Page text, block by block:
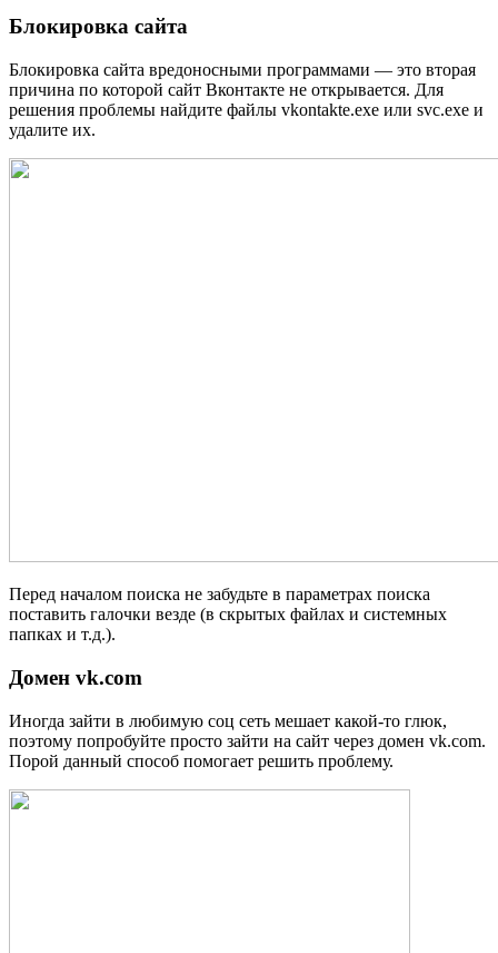
Блокировка сайта
Блокировка сайта вредоносными программами — это вторая
причина по которой сайт Вконтакте не открывается. Для
решения проблемы найдите файлы vkontakte.exe или svc.exe и
удалите их.
Перед началом поиска не забудьте в параметрах поиска
поставить галочки везде (в скрытых файлах и системных
папках и т.д.).
Домен vk.com
Иногда зайти в любимую соц сеть мешает какой-то глюк,
поэтому попробуйте просто зайти на сайт через домен vk.com.
Порой данный способ помогает решить проблему.